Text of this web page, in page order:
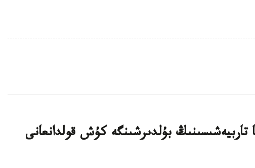
تاربيەشىسىنىڭ بۇلدىرشىنگە كۇش قولدانعانى